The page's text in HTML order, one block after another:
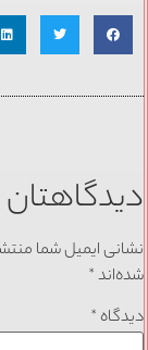
دیدگاهتان
نشانی ایمیل شما
شده‌اند*
دیدگاه *